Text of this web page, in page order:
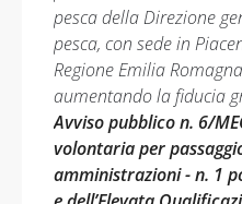
pesca della Direzione
pesca, con sede in
Regione Emilia
aumentando la fiducia
Avviso pubblico n. 6/
volontaria per
amministrazioni - n. 1